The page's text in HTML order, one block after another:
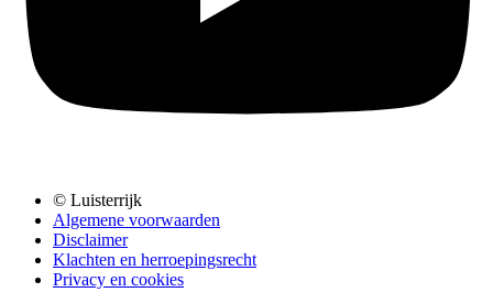
© Luisterrijk
Algemene voorwaarden
Disclaimer
Klachten en herroepingsrecht
Privacy en cookies